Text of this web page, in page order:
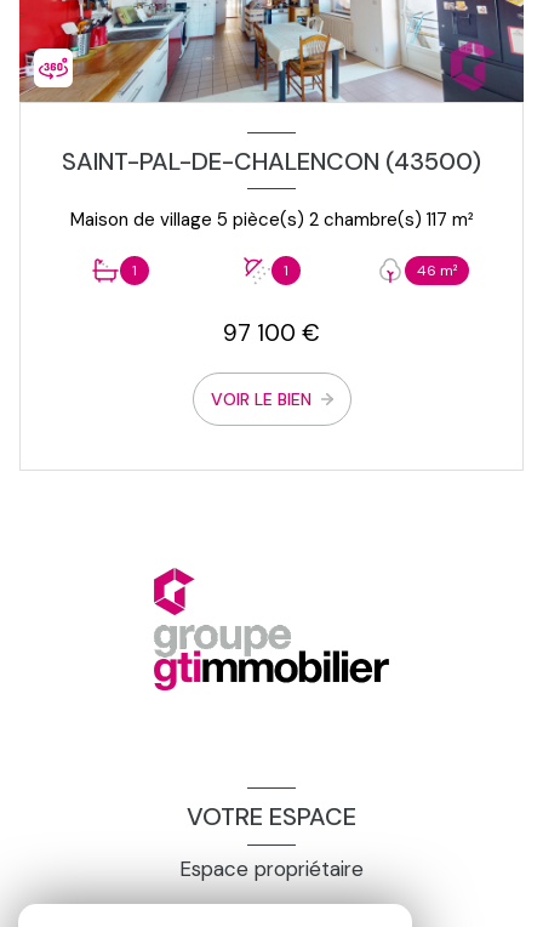
SAINT-PAL-DE-CHALENCON (43500)
Maison de village 5 pièce(s) 2 chambre(s) 117 m²
1 1 46 m²
97 100 €
VOIR LE BIEN
VOTRE ESPACE
Espace propriétaire